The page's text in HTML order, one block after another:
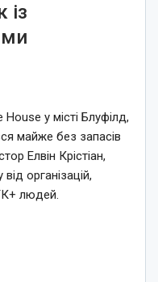
із
у місті Блуфілд,
майже без запасів
Елвін Крістіан,
організацій,
людей.